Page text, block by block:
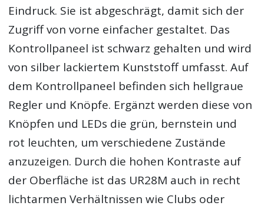
Eindruck. Sie ist abgeschrägt, damit sich der
Zugriff von vorne einfacher gestaltet. Das
Kontrollpaneel ist schwarz gehalten und wird
von silber lackiertem Kunststoff umfasst. Auf
dem Kontrollpaneel befinden sich hellgraue
Regler und Knöpfe. Ergänzt werden diese von
Knöpfen und LEDs die grün, bernstein und
rot leuchten, um verschiedene Zustände
anzuzeigen. Durch die hohen Kontraste auf
der Oberfläche ist das UR28M auch in recht
lichtarmen Verhältnissen wie Clubs oder